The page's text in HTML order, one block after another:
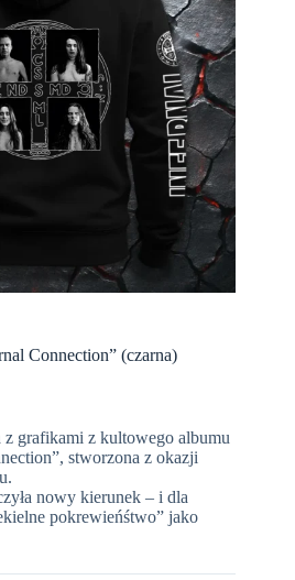
Connection” (czarna)
grafikami z kultowego albumu
stworzona z okazji
nowy kierunek – i dla
pokrewieńśtwo” jako